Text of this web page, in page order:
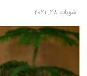
شوبات 28, 2021